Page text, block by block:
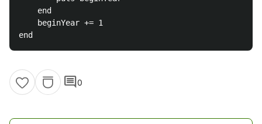
comment0